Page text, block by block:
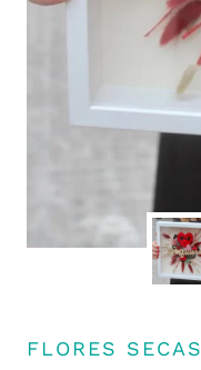
FLORES SECAS